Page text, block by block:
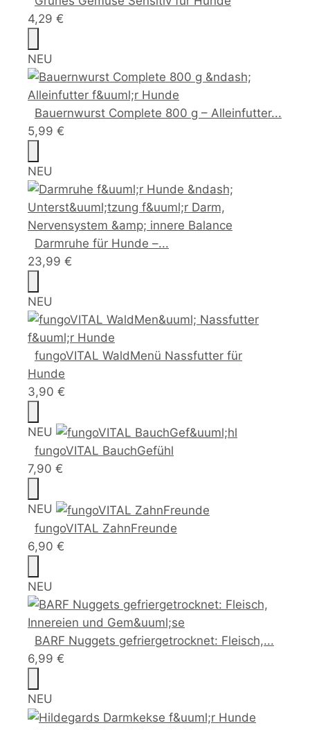
4,29 €
NEU
Bauernwurst Complete 800 g – Alleinfutter...
5,99 €
NEU
Darmruhe für Hunde –...
23,99 €
NEU
fungoVITAL WaldMenü Nassfutter für
Hunde
3,90 €
NEU
fungoVITAL BauchGefühl
7,90 €
NEU
fungoVITAL ZahnFreunde
6,90 €
NEU
BARF Nuggets gefriergetrocknet: Fleisch,...
6,99 €
NEU